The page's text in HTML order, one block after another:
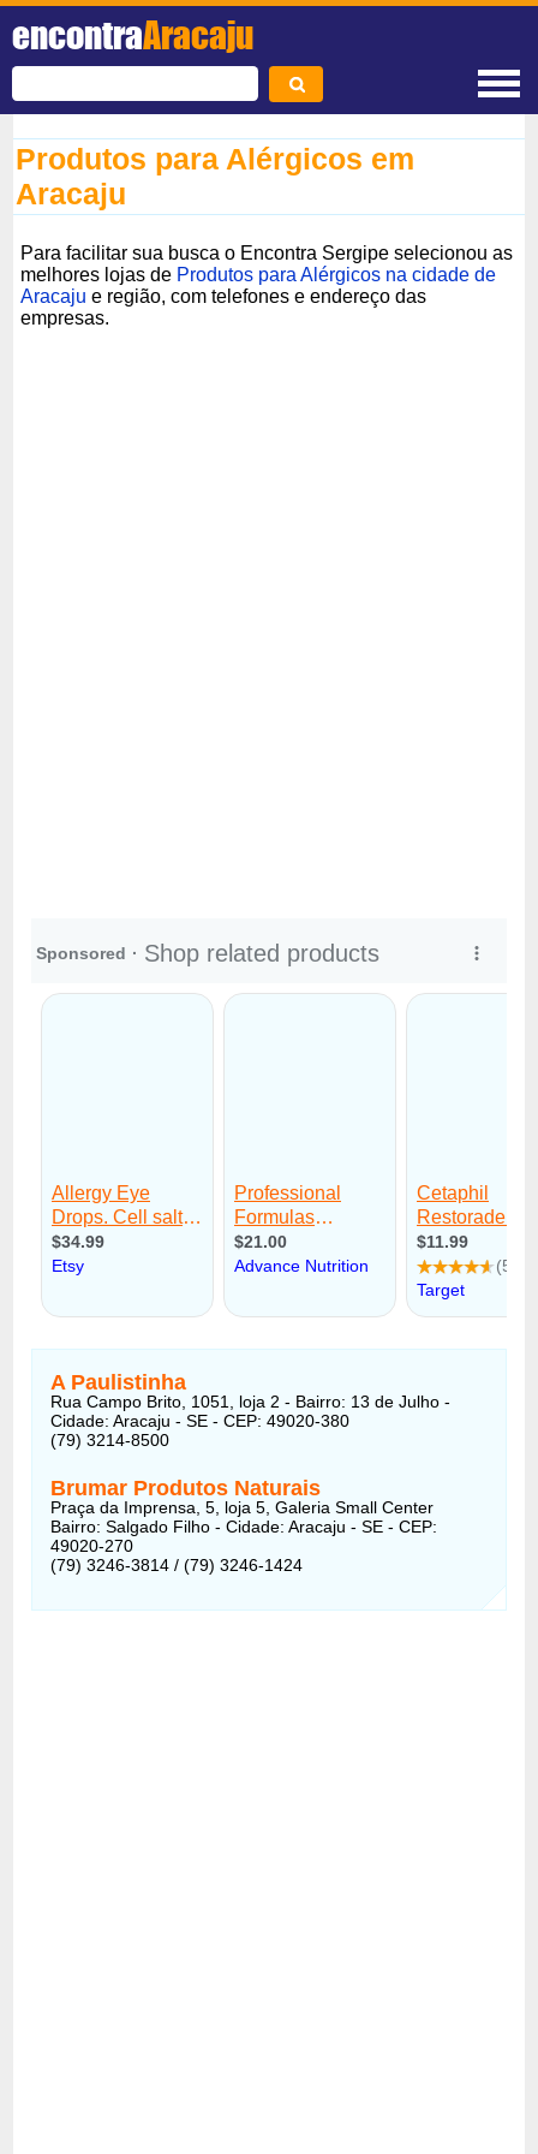
encontraAracaju
Produtos para Alérgicos em
Aracaju
Para facilitar sua busca o Encontra Sergipe selecionou as
melhores lojas de Produtos para Alérgicos na cidade de
Aracaju e região, com telefones e endereço das
empresas.
A Paulistinha
Rua Campo Brito, 1051, loja 2 - Bairro: 13 de Julho -
Cidade: Aracaju - SE - CEP: 49020-380
(79) 3214-8500
Brumar Produtos Naturais
Praça da Imprensa, 5, loja 5, Galeria Small Center
Bairro: Salgado Filho - Cidade: Aracaju - SE - CEP:
49020-270
(79) 3246-3814 / (79) 3246-1424